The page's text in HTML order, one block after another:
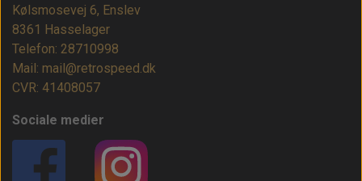
Kølsmosevej 6, Enslev
8361 Hasselager
Telefon: 28710998
Mail: mail@retrospeed.dk
CVR: 41408057
Sociale medier